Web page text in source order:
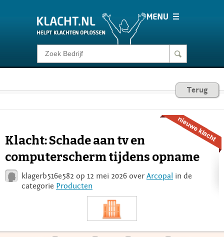
Klacht melden
Consumentenrecht
Voor Bedrijven
Login
Terug
Klacht: Schade aan tv en
computerscherm tijdens opname
klagerb516e582 op 12 mei 2026 overArcopal in de
categorie Producten